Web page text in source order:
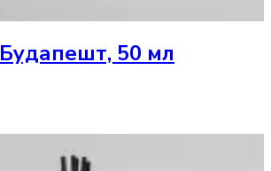
Будапешт, 50 мл